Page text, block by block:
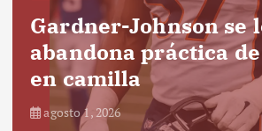
Gardner-Johnson se
abandona práctica
en camilla
agosto 1, 2026